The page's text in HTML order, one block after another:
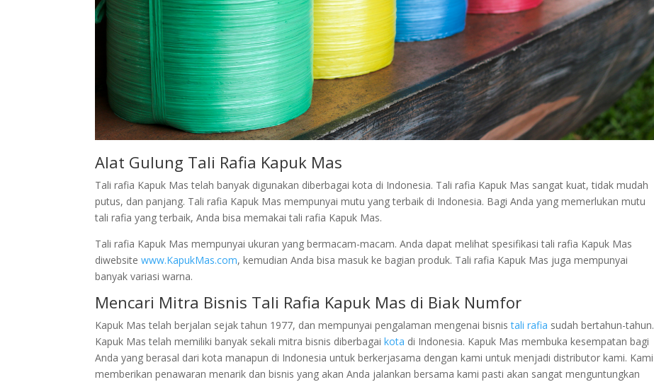
Alat Gulung Tali Rafia Kapuk Mas
Tali rafia Kapuk Mas telah banyak digunakan diberbagai kota di Indonesia. Tali rafia Kapuk Mas sangat kuat, tidak mudah
putus, dan panjang. Tali rafia Kapuk Mas mempunyai mutu yang terbaik di Indonesia. Bagi Anda yang memerlukan mutu
tali rafia yang terbaik, Anda bisa memakai tali rafia Kapuk Mas.
Tali rafia Kapuk Mas mempunyai ukuran yang bermacam-macam. Anda dapat melihat spesifikasi tali rafia Kapuk Mas
diwebsitewww.KapukMas.com, kemudian Anda bisa masuk ke bagian produk. Tali rafia Kapuk Mas juga mempunyai
banyak variasi warna.
Mencari Mitra Bisnis Tali Rafia Kapuk Mas di Biak Numfor
Kapuk Mas telah berjalan sejak tahun 1977, dan mempunyai pengalaman mengenai bisnistali rafia sudah bertahun-tahun.
Kapuk Mas telah memiliki banyak sekali mitra bisnis diberbagaikota di Indonesia. Kapuk Mas membuka kesempatan bagi
Anda yang berasal dari kota manapun di Indonesia untuk berkerjasama dengan kami untuk menjadi distributor kami. Kami
memberikan penawaran menarik dan bisnis yang akan Anda jalankan bersama kami pasti akan sangat menguntungkan